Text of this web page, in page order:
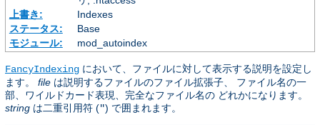
上書き:
Indexes
ステータス:
Base
モジュール:
mod_autoindex
FancyIndexing において、ファイルに対して表示する説明を設定し
ます。 file は説明するファイルのファイル拡張子、 ファイル名の一
部、ワイルドカード表現、完全なファイル名の どれかになります。
string は二重引用符 (") で囲まれます。